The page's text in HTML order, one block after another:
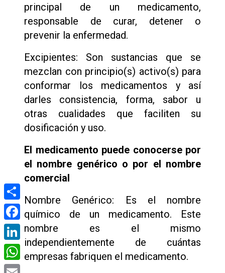
principal de un medicamento,
responsable de curar, detener o
prevenir la enfermedad.
Excipientes: Son sustancias que se
mezclan con principio(s) activo(s) para
conformar los medicamentos y así
darles consistencia, forma, sabor u
otras cualidades que faciliten su
dosificación y uso.
El medicamento puede conocerse por
el nombre genérico o por el nombre
comercial
Nombre Genérico: Es el nombre
químico de un medicamento. Este
nombre es el mismo
independientemente de cuántas
empresas fabriquen el medicamento.
Compartir
Facebook
LinkedIn
WhatsApp